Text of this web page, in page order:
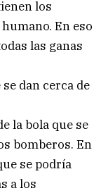
los
En eso
las ganas
dan cerca de
la bola que se
bomberos. En
se podría
a los